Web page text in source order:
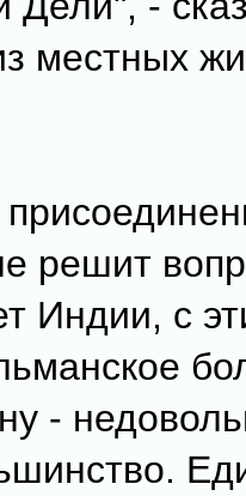
местных
решит
Индии, с
-